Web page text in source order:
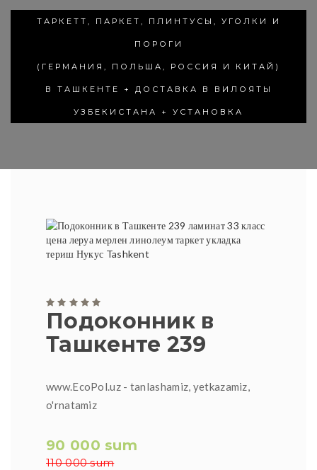
ТАРКЕТТ, ПАРКЕТ, ПЛИНТУСЫ, УГОЛКИ И
ПОРОГИ
(ГЕРМАНИЯ, ПОЛЬША, РОССИЯ И КИТАЙ)
В ТАШКЕНТЕ + ДОСТАВКА В ВИЛОЯТЫ
УЗБЕКИСТАНА + УСТАНОВКА
Подоконник в
Ташкенте 239
www.EcoPol.uz - tanlashamiz, yetkazamiz,
o'rnatamiz
90 000 sum
110 000 sum